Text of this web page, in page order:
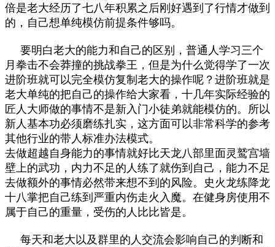
倍是老大经历了七八年积累之后刚好遇到了行情才做到
的，自己想单纯模仿前提条件够吗。
要明白老大的能力和自己的区别，普通人学习三个
月拳击不会莽撞的挑战拳王，但是为什么觉得学了一次
进阶班就可以完全模仿复制老大的操作呢？进阶班就是
老大单纯的把自己的操作给大家看，十几年实际经验的
匠人大师做的事情不是新入门小徒弟就能模仿的。所以
新人基本功必须磨练扎实，这方面可以非常科学的参考
其他行业的带人标准办法模式。
去做超越自身能力的事情就好比天龙八部里面灵鹫宫墙
壁上的武功，内力不足的人练了就伤到自己，能力不足
去做额外的事情必然带来想不到的风险。史火龙练降龙
十八掌把自己练到严重内伤走火入魔。在健身房使用不
属于自己的重量，受伤的人比比皆是。
每天和老大以及群里的人交流会影响自己的判断和